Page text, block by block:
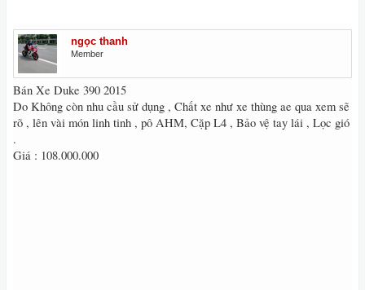
ngọc thanh
Member
Bán Xe Duke 390 2015
Do Không còn nhu cầu sử dụng , Chất xe như xe thùng ae qua xem sẽ
rõ , lên vài món linh tinh , pô AHM, Cặp L4 , Bảo vệ tay lái , Lọc gió
.
Giá : 108.000.000